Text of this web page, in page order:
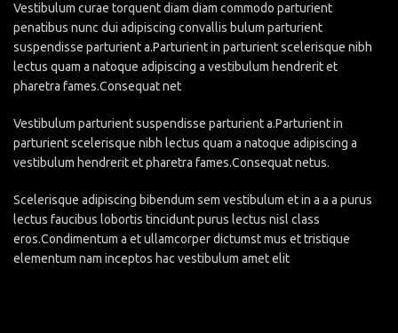
Vestibulum curae torquent diam diam commodo parturient
penatibus nunc dui adipiscing convallis bulum parturient
suspendisse parturient a.Parturient in parturient scelerisque nibh
lectus quam a natoque adipiscing a vestibulum hendrerit et
pharetra fames.Consequat net
Vestibulum parturient suspendisse parturient a.Parturient in
parturient scelerisque nibh lectus quam a natoque adipiscing a
vestibulum hendrerit et pharetra fames.Consequat netus.
Scelerisque adipiscing bibendum sem vestibulum et in a a a purus
lectus faucibus lobortis tincidunt purus lectus nisl class
eros.Condimentum a et ullamcorper dictumst mus et tristique
elementum nam inceptos hac vestibulum amet elit